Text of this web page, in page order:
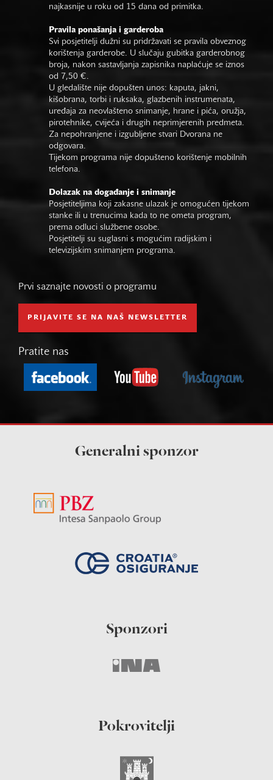
najkasnije u roku od 15 dana od primitka.
Pravila ponašanja i garderoba
Svi posjetitelji dužni su pridržavati se pravila obveznog
korištenja garderobe. U slučaju gubitka garderobnog
broja, nakon sastavljanja zapisnika naplaćuje se iznos
od 7,50 €.
U gledalište nije dopušten unos: kaputa, jakni,
kišobrana, torbi i ruksaka, glazbenih instrumenata,
uređaja za neovlašteno snimanje, hrane i pića, oružja,
pirotehnike, cvijeća i drugih neprimjerenih predmeta.
Za nepohranjene i izgubljene stvari Dvorana ne
odgovara.
Tijekom programa nije dopušteno korištenje mobilnih
telefona.
Dolazak na događanje i snimanje
Posjetiteljima koji zakasne ulazak je omogućen tijekom
stanke ili u trenucima kada to ne ometa program,
prema odluci službene osobe.
Posjetitelji su suglasni s mogućim radijskim i
televizijskim snimanjem programa.
Prvi saznajte novosti o programu
PRIJAVITE SE NA NAŠ NEWSLETTER
Pratite nas
Generalni sponzor
Sponzori
Pokrovitelji